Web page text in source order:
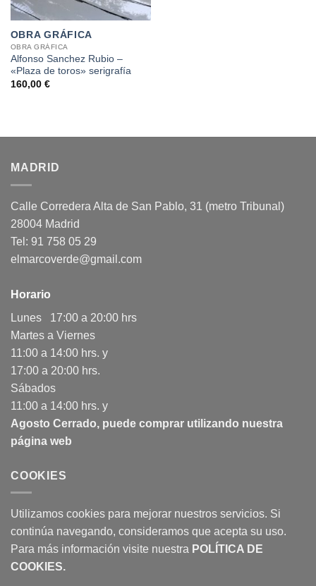
OBRA GRÁFICA
OBRA GRÁFICA
Alfonso Sanchez Rubio –
«Plaza de toros» serigrafía
160,00 €
MADRID
Calle Corredera Alta de San Pablo, 31 (metro Tribunal)
28004 Madrid
Tel: 91 758 05 29
elmarcoverde@gmail.com
Horario
Lunes 17:00 a 20:00 hrs
Martes a Viernes
11:00 a 14:00 hrs. y
17:00 a 20:00 hrs.
Sábados
11:00 a 14:00 hrs. y
Agosto Cerrado, puede comprar utilizando nuestra
página web
COOKIES
Utilizamos cookies para mejorar nuestros servicios. Si
continúa navegando, consideramos que acepta su uso.
Para más información visite nuestra POLÍTICA DE
COOKIES.